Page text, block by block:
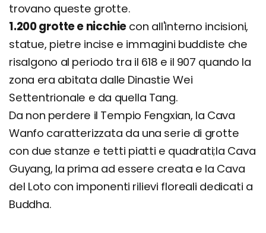
trovano queste grotte.
1.200 grotte e nicchie con all'interno incisioni,
statue, pietre incise e immagini buddiste che
risalgono al periodo tra il 618 e il 907 quando la
zona era abitata dalle Dinastie Wei
Settentrionale e da quella Tang.
Da non perdere il Tempio Fengxian, la Cava
Wanfo caratterizzata da una serie di grotte
con due stanze e tetti piatti e quadrati;la Cava
Guyang, la prima ad essere creata e la Cava
del Loto con imponenti rilievi floreali dedicati a
Buddha.